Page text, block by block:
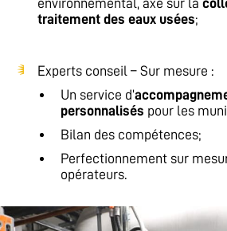
environnemental, axé sur la
traitement des eaux usées;
Experts conseil – Sur mesure :
Un service d’
personnalisés pour les
Bilan des compétences;
Perfectionnement sur
opérateurs.